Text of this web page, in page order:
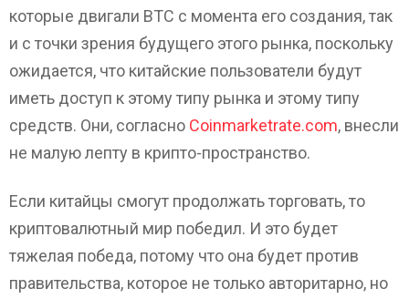
которые двигали BTC с момента его создания, так
и с точки зрения будущего этого рынка, поскольку
ожидается, что китайские пользователи будут
иметь доступ к этому типу рынка и этому типу
средств. Они, согласно Coinmarketrate.com, внесли
не малую лепту в крипто-пространство.
Если китайцы смогут продолжать торговать, то
криптовалютный мир победил. И это будет
тяжелая победа, потому что она будет против
правительства, которое не только авторитарно, но